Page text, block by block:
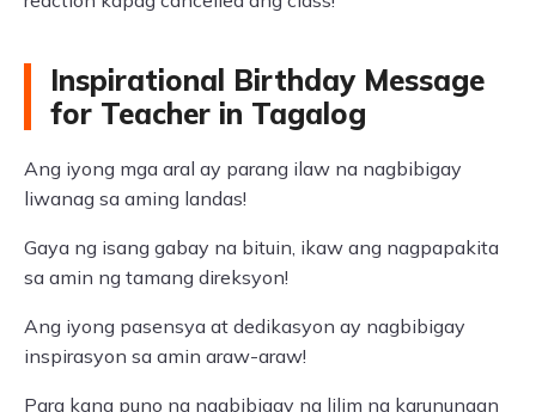
Inspirational Birthday Message
for Teacher in Tagalog
Ang iyong mga aral ay parang ilaw na nagbibigay
liwanag sa aming landas!
Gaya ng isang gabay na bituin, ikaw ang nagpapakita
sa amin ng tamang direksyon!
Ang iyong pasensya at dedikasyon ay nagbibigay
inspirasyon sa amin araw-araw!
Para kang puno na nagbibigay ng lilim ng karunungan